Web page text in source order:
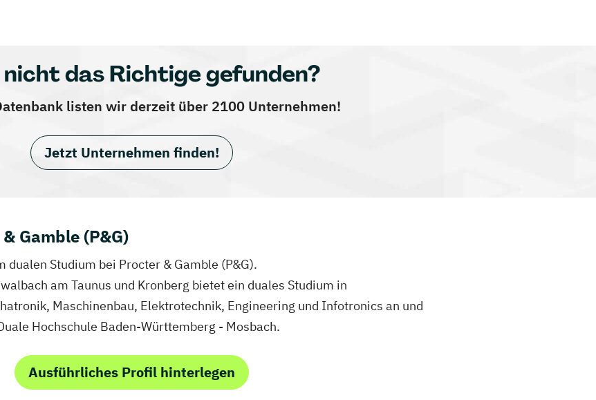
nicht das Richtige gefunden?
listen wir derzeit über 2100 Unternehmen!
Jetzt Unternehmen finden!
Gamble (P&G)
Studium bei Procter & Gamble (P&G).
am Taunus und Kronberg bietet ein duales Studium in
Maschinenbau, Elektrotechnik, Engineering und Infotronics an und
Hochschule Baden-Württemberg - Mosbach.
Ausführliches Profil hinterlegen